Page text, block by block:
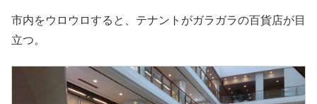
市内をウロウロすると、テナントがガラガラの百貨店が目
立つ。